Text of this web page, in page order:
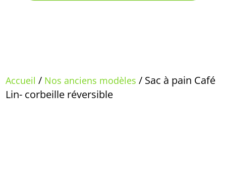
Accueil / Nos anciens modèles / Sac à pain Café
Lin- corbeille réversible